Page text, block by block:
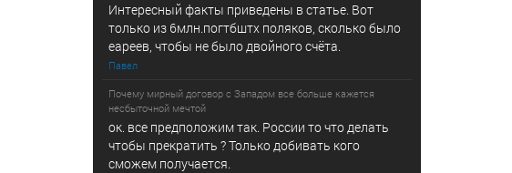
Интересный факты приведены в статье. Вот
только из 6млн.погтбштх поляков, сколько было
еареев, чтобы не было двойного счёта.
Павел
Почему мирный договор с Западом все больше кажется
несбыточной мечтой
ок. все предположим так. России то что делать
чтобы прекратить ? Только добивать кого
сможем получается.